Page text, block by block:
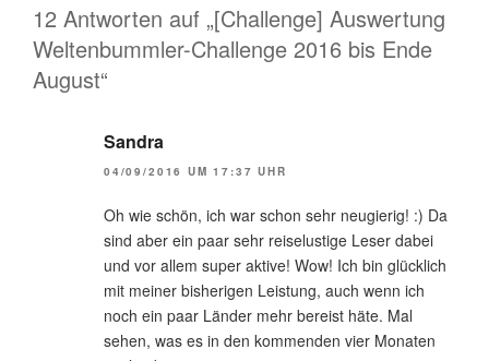
12 Antworten auf „[Challenge] Auswertung
Weltenbummler-Challenge 2016 bis Ende
August“
Sandra
04/09/2016 UM 17:37 UHR
Oh wie schön, ich war schon sehr neugierig! :) Da
sind aber ein paar sehr reiselustige Leser dabei
und vor allem super aktive! Wow! Ich bin glücklich
mit meiner bisherigen Leistung, auch wenn ich
noch ein paar Länder mehr bereist häte. Mal
sehen, was es in den kommenden vier Monaten